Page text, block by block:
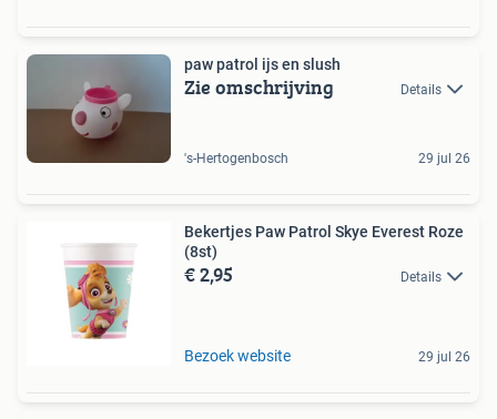
paw patrol ijs en slush
Zie omschrijving Details
's-Hertogenbosch 29 jul 26
Bekertjes Paw Patrol Skye Everest Roze
(8st)
€ 2,95 Details
Bezoek website 29 jul 26